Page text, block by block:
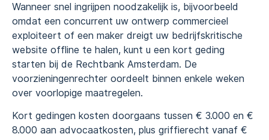
Wanneer snel ingrijpen noodzakelijk is, bijvoorbeeld
omdat een concurrent uw ontwerp commercieel
exploiteert of een maker dreigt uw bedrijfskritische
website offline te halen, kunt u een kort geding
starten bij de Rechtbank Amsterdam. De
voorzieningenrechter oordeelt binnen enkele weken
over voorlopige maatregelen.
Kort gedingen kosten doorgaans tussen € 3.000 en €
8.000 aan advocaatkosten, plus griffierecht vanaf €